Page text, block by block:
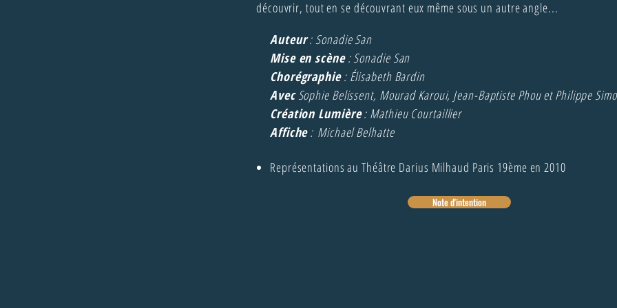
découvrir, tout en se découvrant eux même sous un autre angle...
Auteur: Sonadie San
Mise en scène: Sonadie San
Chorégraphie: Élisabeth Bardin
AvecSophie Belissent, Mourad Karoui, Jean-Baptiste Phou et Philippe
Création Lumière: Mathieu Courtaillier
Affiche: Michael Belhatte
Représentations au Théâtre Darius Milhaud Paris 19ème en 2010
Note d'intention